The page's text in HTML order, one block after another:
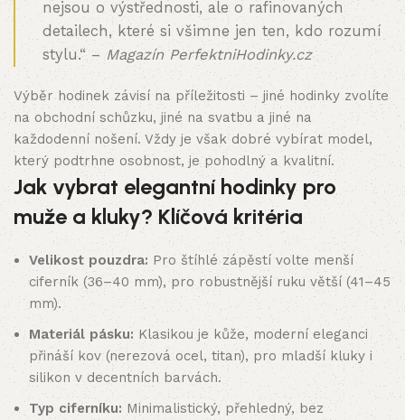
nejsou o výstřednosti, ale o rafinovaných
detailech, které si všimne jen ten, kdo rozumí
stylu.“ –Magazín PerfektniHodinky.cz
Výběr hodinek závisí na příležitosti – jiné hodinky zvolíte
na obchodní schůzku, jiné na svatbu a jiné na
každodenní nošení. Vždy je však dobré vybírat model,
který podtrhne osobnost, je pohodlný a kvalitní.
Jak vybrat elegantní hodinky pro
muže a kluky? Klíčová kritéria
Velikost pouzdra: Pro štíhlé zápěstí volte menší
ciferník (36–40 mm), pro robustnější ruku větší (41–45
mm).
Materiál pásku: Klasikou je kůže, moderní eleganci
přináší kov (nerezová ocel, titan), pro mladší kluky i
silikon v decentních barvách.
Typ ciferníku: Minimalistický, přehledný, bez